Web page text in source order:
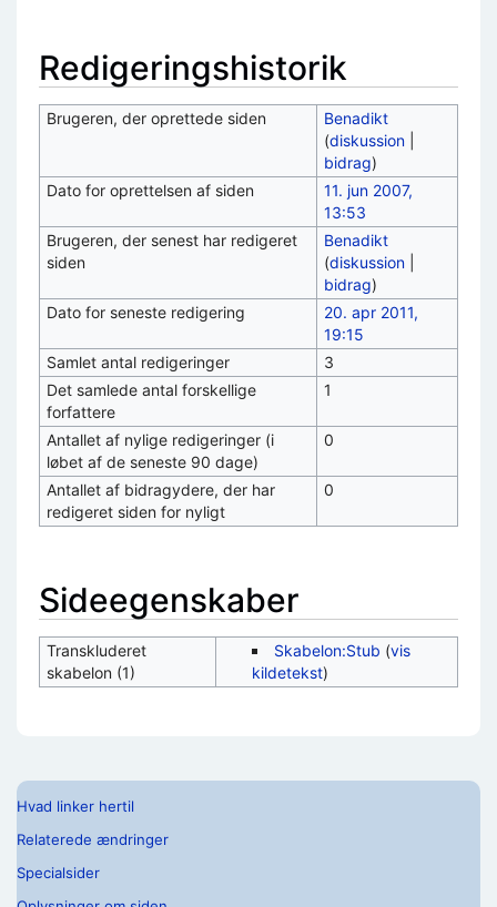
Redigeringshistorik
Brugeren, der oprettede siden
Benadikt
(diskussion|
bidrag)
Dato for oprettelsen af siden
11. jun 2007,
13:53
Brugeren, der senest har redigeret
siden
Benadikt
(diskussion|
bidrag)
Dato for seneste redigering
20. apr 2011,
19:15
Samlet antal redigeringer
3
Det samlede antal forskellige
forfattere
1
Antallet af nylige redigeringer (i
løbet af de seneste 90 dage)
0
Antallet af bidragydere, der har
redigeret siden for nyligt
0
Sideegenskaber
Transkluderet
skabelon (1)
Skabelon:Stub (vis
kildetekst)
Hvad linker hertil
Relaterede ændringer
Specialsider